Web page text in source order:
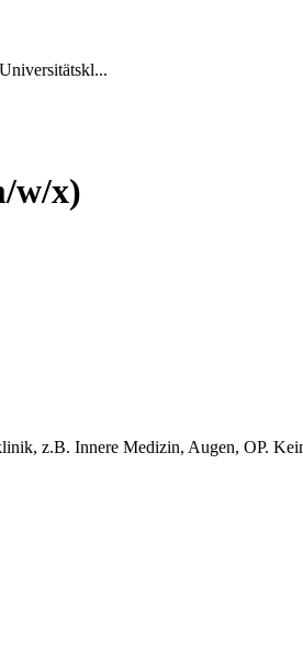
w/x)
z.B. Innere Medizin, Augen, OP.